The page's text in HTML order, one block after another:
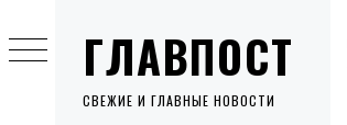
ГЛАВПОСТ
СВЕЖИЕ И ГЛАВНЫЕ НОВОСТИ
to
content